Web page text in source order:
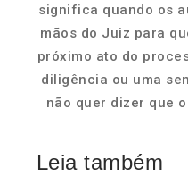
significa quando os
mãos do Juiz para
próximo ato do
diligência ou uma
não quer dizer que
Leia também